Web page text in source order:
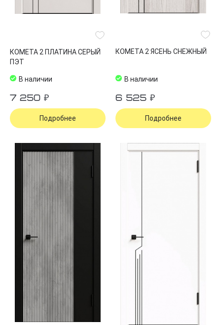
КОМЕТА 2 ПЛАТИНА СЕРЫЙ
ПЭТ
В наличии
7 250 ₽
Подробнее
КОМЕТА 2 ЯСЕНЬ СНЕЖНЫЙ
В наличии
6 525 ₽
Подробнее